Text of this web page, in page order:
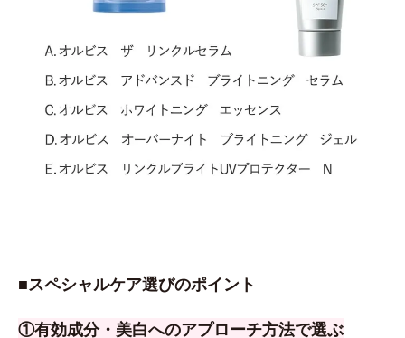
■スペシャルケア選びのポイント
①有効成分・美白へのアプローチ方法で選ぶ